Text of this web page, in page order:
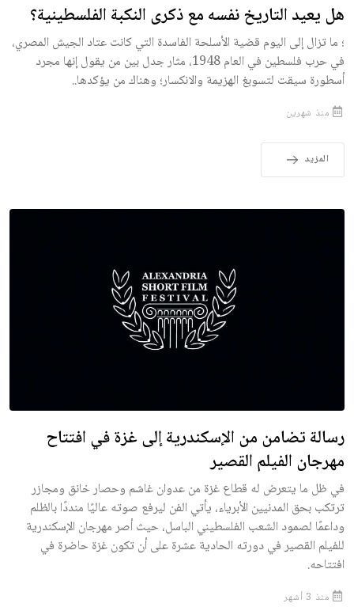
هل يعيد التاريخ نفسه مع ذكرى النكبة الفلسطينية؟
؛ ما تزال إلى اليوم قضية الأسلحة الفاسدة التي كانت عتاد الجيش المصري،
في حرب فلسطين في العام 1948، مثار جدل بين من يقول إنها مجرد
أسطورة سيقت لتسوبغ الهزيمة والانكسار؛ وهناك من يؤكدها..
منذ شهرين
المزيد
رسالة تضامن من الإسكندرية إلى غزة في افتتاح
مهرجان الفيلم القصير
في ظل ما يتعرض له قطاع غزة من عدوان غاشم وحصار خانق ومجازر
ترتكب بحق المدنيين الأبرياء، يأتي الفن ليرفع صوته عاليًا منددًا بالظلم
وداعمًا لصمود الشعب الفلسطيني الباسل، حيث أصر مهرجان الإسكندرية
للفيلم القصير في دورته الحادية عشرة على أن تكون غزة حاضرة في
افتتاحه.
منذ 3 أشهر